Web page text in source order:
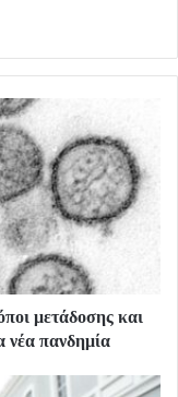
μετάδοσης και
νέα πανδημία